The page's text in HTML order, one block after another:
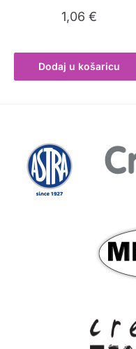
1,06€
Dodaj u košaricu